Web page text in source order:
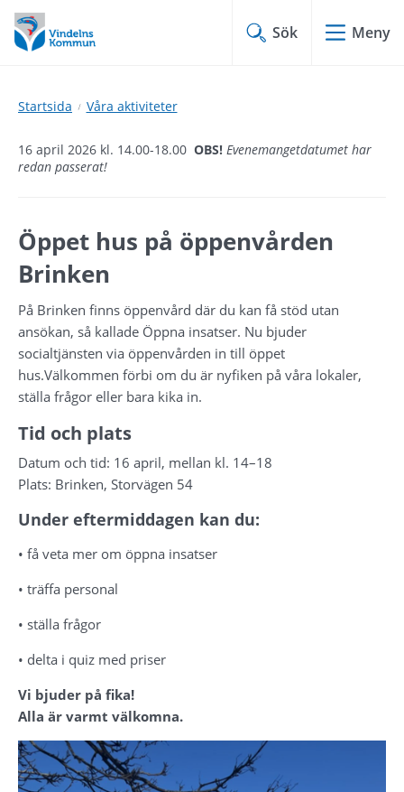
Hoppa
till
innehåll
Hoppa
till
undermeny
Sök Meny
Startsida Våra aktiviteter
16 april 2026 kl. 14.00-18.00 OBS! Evenemangetdatumet har
redan passerat!
Öppet hus på öppenvården
Brinken
På Brinken finns öppenvård där du kan få stöd utan
ansökan, så kallade Öppna insatser. Nu bjuder
socialtjänsten via öppenvården in till öppet
hus.Välkommen förbi om du är nyfiken på våra lokaler,
ställa frågor eller bara kika in.
Tid och plats
Datum och tid: 16 april, mellan kl. 14–18
Plats: Brinken, Storvägen 54
Under eftermiddagen kan du:
• få veta mer om öppna insatser
• träffa personal
• ställa frågor
• delta i quiz med priser
Vi bjuder på fika!
Alla är varmt välkomna.